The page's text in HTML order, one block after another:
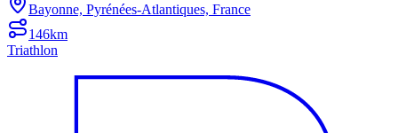
Bayonne, Pyrénées-Atlantiques, France
146km
Triathlon